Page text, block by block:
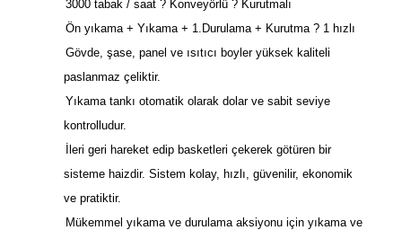
3000 tabak / saat ? Konveyörlü ? Kurutmalı
Ön yıkama + Yıkama + 1.Durulama + Kurutma ? 1 hızlı
Gövde, şase, panel ve ısıtıcı boyler yüksek kaliteli
paslanmaz çeliktir.
Yıkama tankı otomatik olarak dolar ve sabit seviye
kontrolludur.
İleri geri hareket edip basketleri çekerek götüren bir
sisteme haizdir. Sistem kolay, hızlı, güvenilir, ekonomik
ve pratiktir.
Mükemmel yıkama ve durulama aksiyonu için yıkama ve